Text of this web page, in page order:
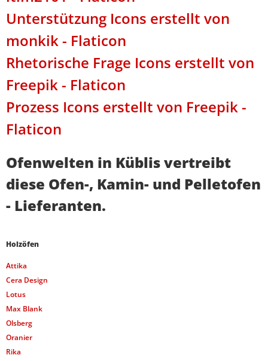
Unterstützung Icons erstellt von
monkik - Flaticon
Rhetorische Frage Icons erstellt von
Freepik - Flaticon
Prozess Icons erstellt von Freepik -
Flaticon
Ofenwelten in Küblis vertreibt
diese Ofen-, Kamin- und Pelletofen
- Lieferanten.
Holzöfen
Attika
Cera Design
Lotus
Max Blank
Olsberg
Oranier
Rika